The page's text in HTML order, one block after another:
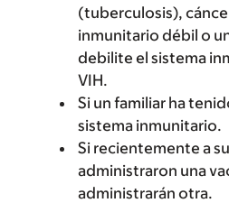
(tuberculosis),
inmunitario débil o
debilite el sistema
VIH.
Si un familiar ha
sistema inmunitario.
Si recientemente a
administraron una
administrarán otra.